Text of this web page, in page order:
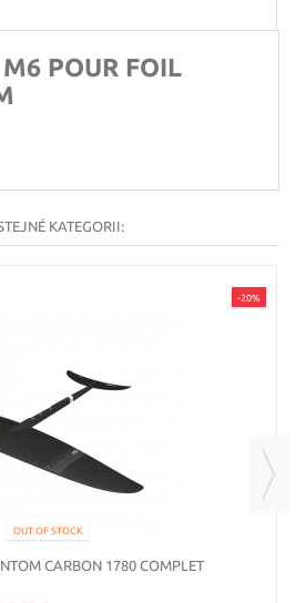
POUR FOIL
KATEGORII:
-20%
OUT OF STOCK
CARBON 1780 COMPLET